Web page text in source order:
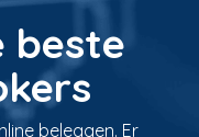
beste
beleggen. Er